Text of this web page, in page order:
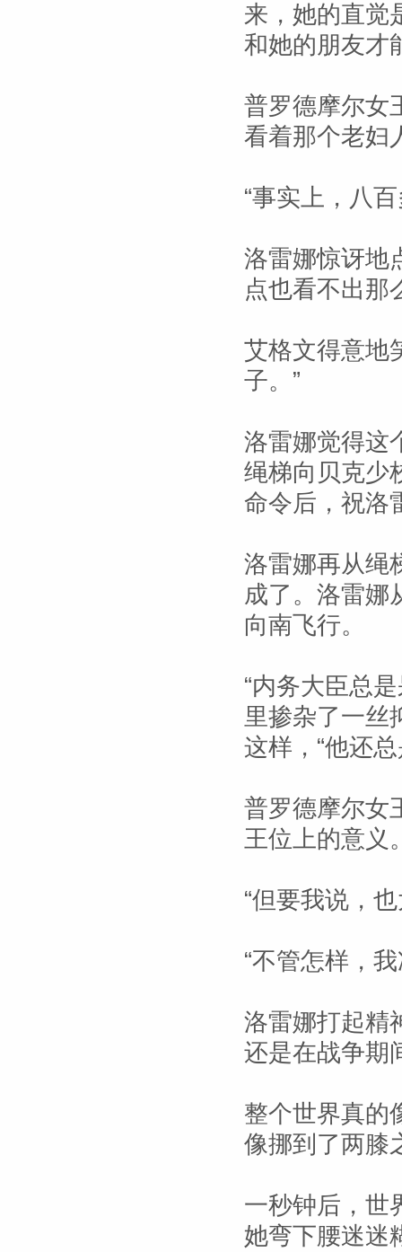
来，她的直觉
和她的朋友才
普罗德摩尔女
看着那个老妇
“事实上，八
洛雷娜惊讶地
点也看不出那
艾格文得意地
子。”
洛雷娜觉得这
绳梯向贝克少
命令后，祝洛
洛雷娜再从绳
成了。洛雷娜
向南飞行。
“内务大臣总
里掺杂了一丝
这样，“他还
普罗德摩尔女
王位上的意义
“但要我说，
“不管怎样，
洛雷娜打起精
还是在战争期
整个世界真的
像挪到了两膝
一秒钟后，世
她弯下腰迷迷